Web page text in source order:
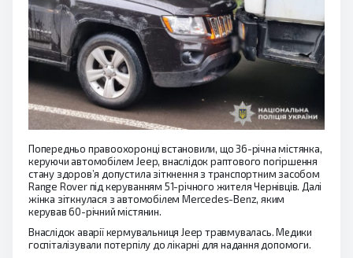
Попередньо правоохоронці встановили, що 36-річна містянка,
керуючи автомобілем Jeep, внаслідок раптового погіршення
стану здоров’я допустила зіткнення з транспортним засобом
Range Rover під керуванням 51-річного жителя Чернівців. Далі
жінка зіткнулася з автомобілем Мercedes-Вenz, яким
керував 60-річний містянин.
Внаслідок аварії кермувальниця Jeep травмувалась. Медики
госпіталізували потерпілу до лікарні для надання допомоги.